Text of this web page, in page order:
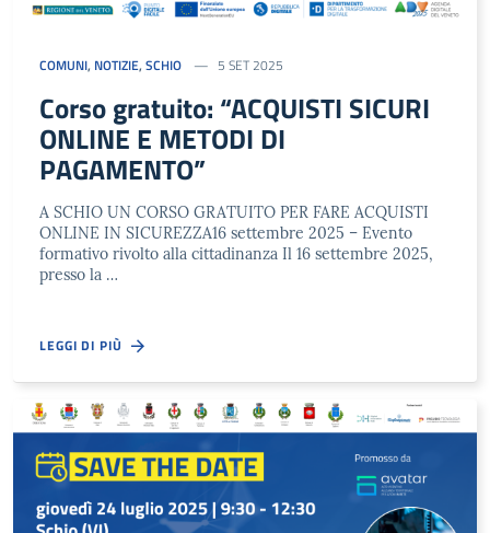
COMUNI, NOTIZIE, SCHIO 5 SET 2025
Corso gratuito: “ACQUISTI SICURI
ONLINE E METODI DI
PAGAMENTO”
A SCHIO UN CORSO GRATUITO PER FARE ACQUISTI
ONLINE IN SICUREZZA16 settembre 2025 – Evento
formativo rivolto alla cittadinanza Il 16 settembre 2025,
presso la …
LEGGI DI PIÙ